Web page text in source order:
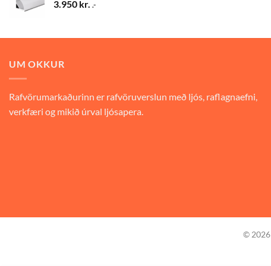
3.950 kr. .-
UM OKKUR
Rafvörumarkaðurinn er rafvöruverslun með ljós, raflagnaefni,
verkfæri og mikið úrval ljósapera.
© 2026